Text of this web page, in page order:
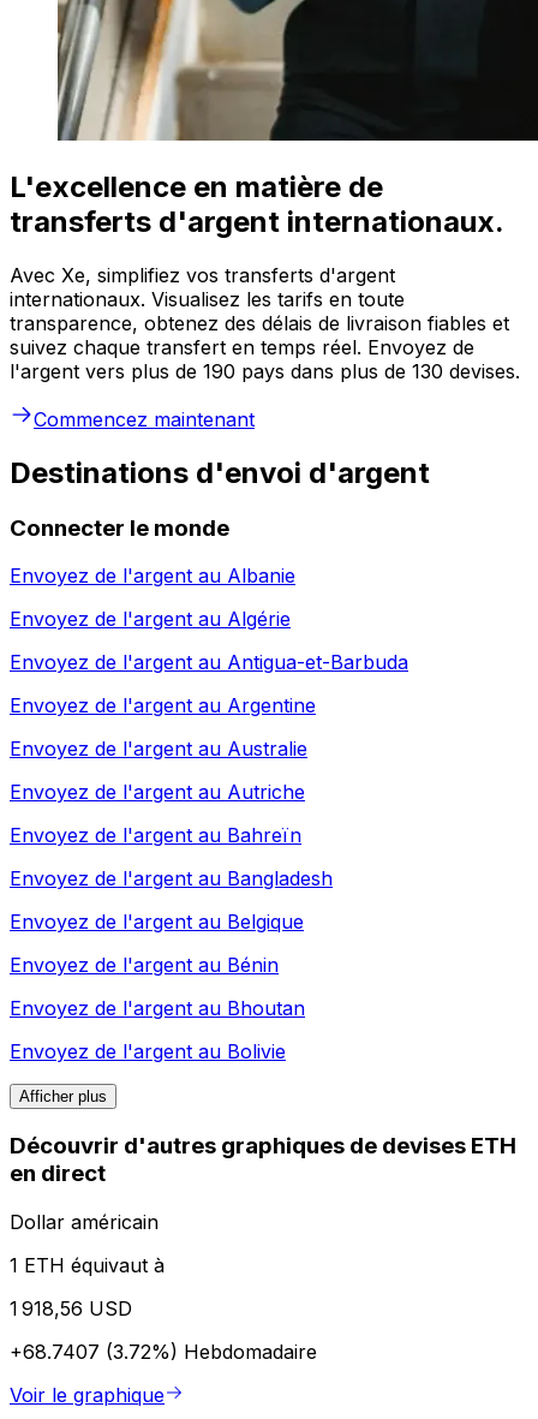
L'excellence en matière de
transferts d'argent internationaux.
Avec Xe, simplifiez vos transferts d'argent
internationaux. Visualisez les tarifs en toute
transparence, obtenez des délais de livraison fiables et
suivez chaque transfert en temps réel. Envoyez de
l'argent vers plus de 190 pays dans plus de 130 devises.
Commencez maintenant
Destinations d'envoi d'argent
Connecter le monde
Envoyez de l'argent au Albanie
Envoyez de l'argent au Algérie
Envoyez de l'argent au Antigua-et-Barbuda
Envoyez de l'argent au Argentine
Envoyez de l'argent au Australie
Envoyez de l'argent au Autriche
Envoyez de l'argent au Bahreïn
Envoyez de l'argent au Bangladesh
Envoyez de l'argent au Belgique
Envoyez de l'argent au Bénin
Envoyez de l'argent au Bhoutan
Envoyez de l'argent au Bolivie
Afficher plus
Découvrir d'autres graphiques de devises ETH
en direct
Dollar américain
1 ETH équivaut à
1 918,56 USD
+68.7407 (3.72%) Hebdomadaire
Voir le graphique